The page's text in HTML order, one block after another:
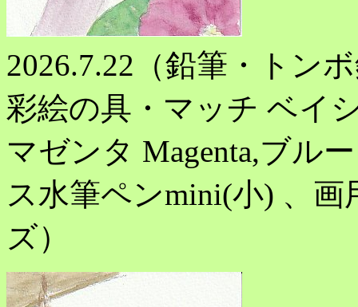
2026.7.22（鉛筆・トン
彩絵の具・マッチ ベイ
マゼンタ Magenta,ブル
ス水筆ペンmini(小) 、画
ズ）